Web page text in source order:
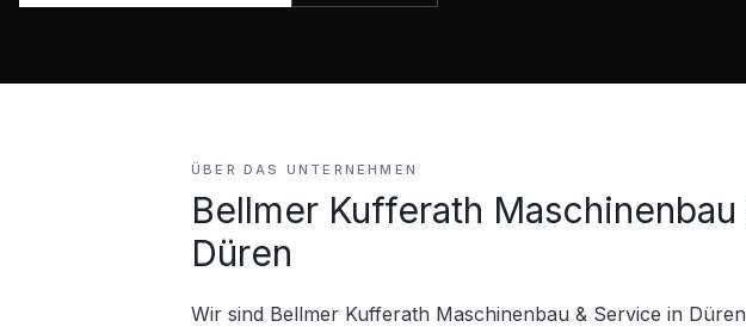
ÜBER DAS UNTERNEHMEN
Bellmer Kufferath
Düren
Wir sind Bellmer Kufferath Maschinenbau & Service in